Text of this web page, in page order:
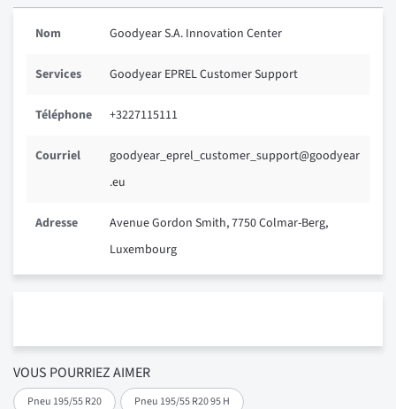
VOUS POURRIEZ AIMER
Pneu 195/55 R20 Pneu 195/55 R20 95 H
Nom Goodyear S.A. Innovation Center
Services Goodyear EPREL Customer Support
Téléphone +3227115111
Courriel
goodyear_eprel_customer_support@goodyear
.eu
Adresse
Avenue Gordon Smith, 7750 Colmar-Berg,
Luxembourg